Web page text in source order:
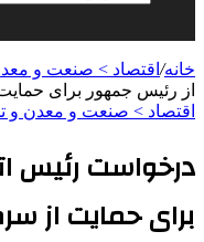
خانه/ اقتصاد > صنعت و
از رئیس جمهور برای
اقتصاد > صنعت و معدن و
درخواست رئیس
برای حمایت از